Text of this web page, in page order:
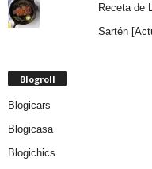
Receta de
Sartén
Blogroll
Blogicars
Blogicasa
Blogichics